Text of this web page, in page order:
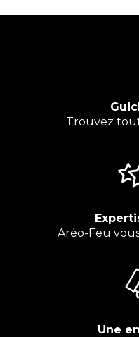
Trouvez
Aréo-Feu
Une